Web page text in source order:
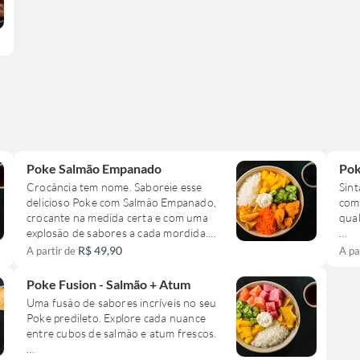
Poke Salmão Empanado
Crocância tem nome. Saboreie esse
delicioso Poke com Salmão Empanado,
crocante na medida certa e com uma
explosão de sabores a cada mordida.
Arroz
Salmão Empanado
Sunomono
Manga
Cenoura
Cream Cheese
A partir de R$ 49,90 A
Poke Fusion - Salmão + Atum
Uma fusão de sabores incríveis no seu
Poke predileto. Explore cada nuance
entre cubos de salmão e atum frescos.